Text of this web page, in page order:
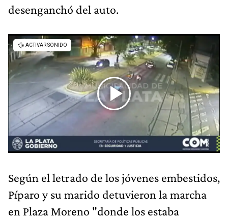
desenganchó del auto.
Según el letrado de los jóvenes embestidos,
Píparo y su marido detuvieron la marcha
en Plaza Moreno "donde los estaba